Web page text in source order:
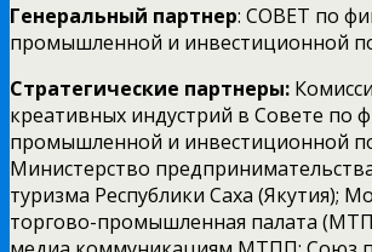
Генеральный партнер: СОВЕТ по
промышленной и инвестиционной
Стратегические партнеры:
креативных индустрий в Совете по
промышленной и инвестиционной
Министерство
туризма Республики Саха (Якутия);
торгово-промышленная палата